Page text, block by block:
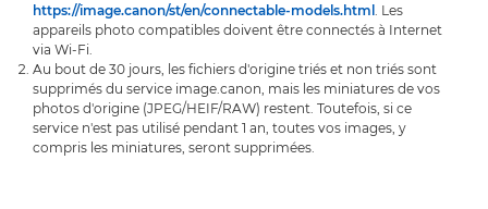
https://image.canon/st/en/connectable-models.html . Les
appareils photo compatibles doivent être connectés à Internet
via Wi-Fi.
Au bout de 30 jours, les fichiers d'origine triés et non triés sont
supprimés du service image.canon, mais les miniatures de vos
photos d'origine (JPEG/HEIF/RAW) restent. Toutefois, si ce
service n'est pas utilisé pendant 1 an, toutes vos images, y
compris les miniatures, seront supprimées.